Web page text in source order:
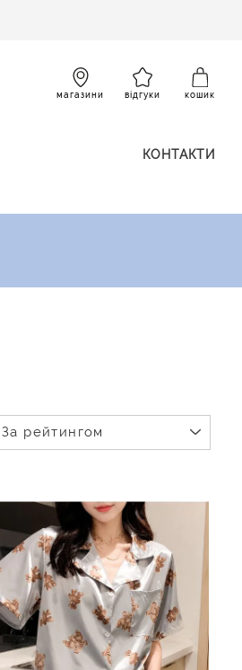
магазини відгуки кошик
КОНТАКТИ